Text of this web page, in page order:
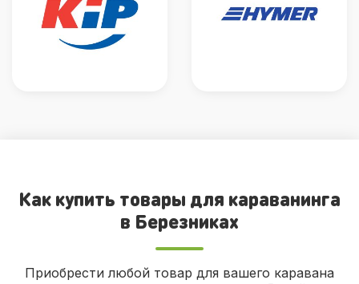
Как купить товары для караванинга
в Березниках
Приобрести любой товар для вашего каравана